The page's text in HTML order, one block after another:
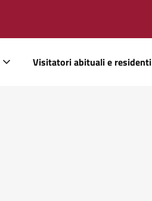
Visitatori abituali e residenti